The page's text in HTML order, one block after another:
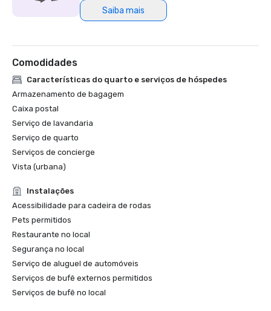
Saiba mais
Comodidades
Características do quarto e serviços de hóspedes
Armazenamento de bagagem
Caixa postal
Serviço de lavandaria
Serviço de quarto
Serviços de concierge
Vista (urbana)
Instalações
Acessibilidade para cadeira de rodas
Pets permitidos
Restaurante no local
Segurança no local
Serviço de aluguel de automóveis
Serviços de bufê externos permitidos
Serviços de bufê no local